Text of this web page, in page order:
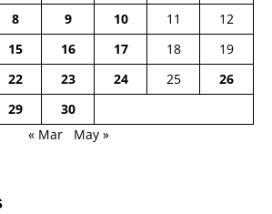
8 9 10 11
12
15 16 17 18
19
22 23 24 25
26
29
30
« Mar
May »